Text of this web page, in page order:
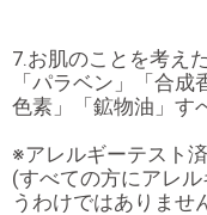
7.お肌のことを考え
「パラベン」「合
色素」「鉱物油」す
※アレルギーテスト
(すべての方にアレ
うわけではありませ